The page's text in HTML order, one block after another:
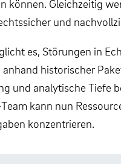
können. Gleichzeitig
und
es, Störungen in
historischer
und analytische Tiefe
kann nun
konzentrieren.